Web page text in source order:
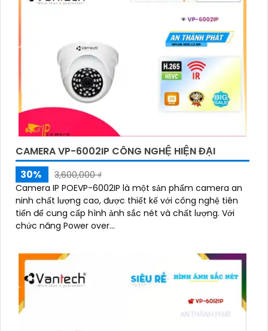
CAMERA VP-6002IP CÔNG NGHỆ HIỆN ĐẠI
30%
3,600,000 ₫
Camera IP POEVP-6002IP là một sản phẩm camera an
ninh chất lượng cao, được thiết kế với công nghệ tiên
tiến để cung cấp hình ảnh sắc nét và chất lượng. Với
chức năng Power over...